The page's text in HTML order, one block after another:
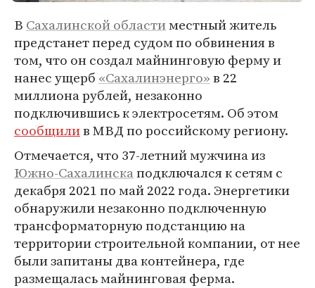
В Сахалинской областиместный житель
предстанет перед судом по обвинения в
том, что он создал майнинговую ферму и
нанес ущерб «Сахалинэнерго»в 22
миллиона рублей, незаконно
подключившись к электросетям. Об этом
сообщилив МВД по российскому региону.
Отмечается, что 37-летний мужчина из
Южно-Сахалинскаподключался к сетям с
декабря 2021 по май 2022 года. Энергетики
обнаружили незаконно подключенную
трансформаторную подстанцию на
территории строительной компании, от нее
были запитаны два контейнера, где
размещалась майнинговая ферма.